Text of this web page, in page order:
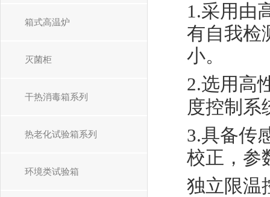
1.采用由
有自我检
小。
2.选用高
度控制系
3.具备传
校正，参
独立限温
箱式高温炉
灭菌柜
干热消毒箱系列
热老化试验箱系列
环境类试验箱